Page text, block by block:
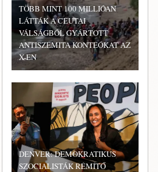
TÖBB MINT 100 MILLIÓAN
LÁTTÁK A CEUTAI
VÁLSÁGBÓL GYÁRTOTT
ANTISZEMITA KONTEÓKAT AZ
X-EN
DENVER: DEMOKRATIKUS
SZOCIALISTÁK RÉMÍTŐ